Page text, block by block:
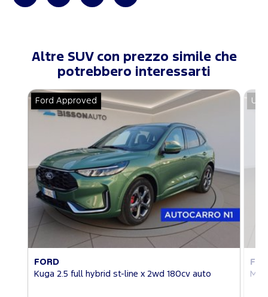
Altre SUV con prezzo simile che
potrebbero interessarti
Ford Approved
FORD
Kuga 2.5 full hybrid st-line x 2wd 180cv auto